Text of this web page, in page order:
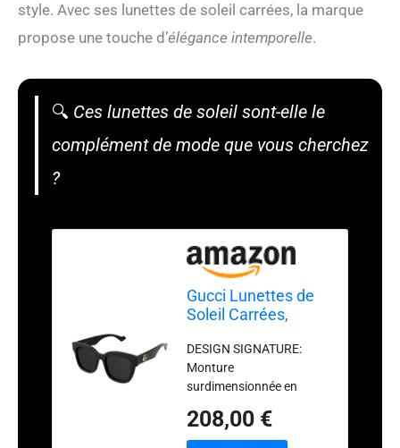
style. Avec ses lunettes de soleil carrées, la marque
propose une touche d’élégance intemporelle.
🔍 Ces lunettes de soleil sont-elle le
complément de mode que vous cherchez
?
Gucci Lunettes de
Soleil Carrées,
Verres Foncés,
Logo GG Doré
DESIGN SIGNATURE:
Monture
surdimensionnée en
logo GG doré
emblématique sur les
208,00 €